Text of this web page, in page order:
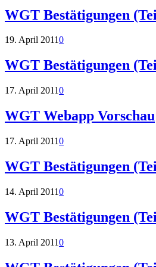
WGT Bestätigungen
19. April 20110
WGT Bestätigungen
17. April 20110
WGT Webapp Vorschau
17. April 20110
WGT Bestätigungen
14. April 20110
WGT Bestätigungen
13. April 20110